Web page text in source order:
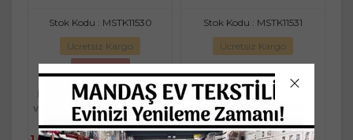
Stok Kodu : MSTK11530
Ücretsiz Kargo
Son Fırsat
Kredi Kartı
veya Kapıda
Ödeme
Stok Kodu : MSTK11531
Ücretsiz Kargo
Kredi Kartı
veya Kapıda
Ödeme